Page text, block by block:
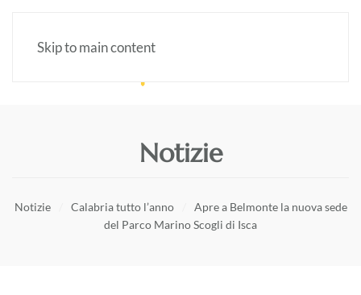
Skip to main content
Notizie
Notizie Calabria tutto l’anno
Apre a Belmonte la nuova sede
del Parco Marino Scogli di Isca